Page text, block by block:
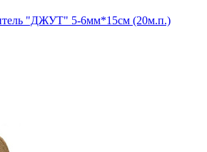
"ДЖУТ" 5-6мм*15см (20м.п.)